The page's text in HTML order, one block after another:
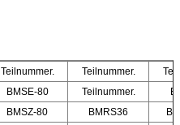
52
Teilnummer. Teilnummer.
BMSE-80 Teilnummer.
BMSZ-80 BMRS36